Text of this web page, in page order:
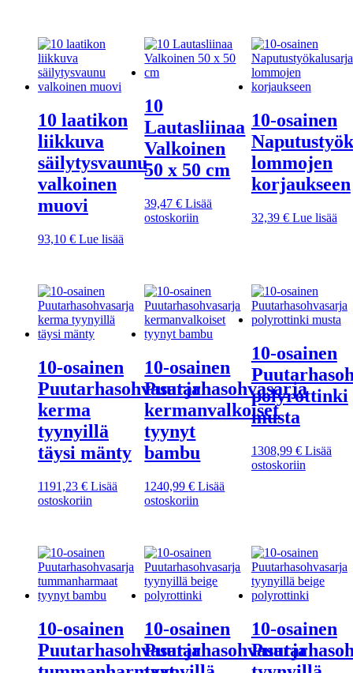
10 laatikon
liikkuva
säilytysvaunu
valkoinen
muovi
93,10 € Lue lisää
10
Lautasliinaa
Valkoinen
50 x 50 cm
39,47€ Lisää
ostoskoriin
10-osainen
lommojen
korjaukseen
32,39 € Lue lisää
10-osainen
Puutarhasohvasarja
kerma
tyynyillä
täysi mänty
1191,23 € Lisää
ostoskoriin
10-osainen
Puutarhasohvasarja
kermanvalkoiset
tyynyt
bambu
1240,99€ Lisää
ostoskoriin
10-osainen
polyrottinki
musta
1308,99 € Lisää
ostoskoriin
10-osainen
Puutarhasohvasarja
10-osainen
Puutarhasohvasarja
10-osainen